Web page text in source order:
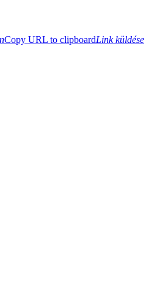
Copy URL to clipboardLink küldése